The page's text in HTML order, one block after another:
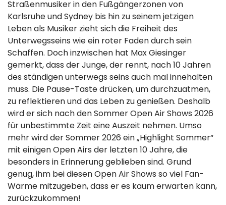
Straßenmusiker in den Fußgängerzonen von
Karlsruhe und Sydney bis hin zu seinem jetzigen
Leben als Musiker zieht sich die Freiheit des
Unterwegsseins wie ein roter Faden durch sein
Schaffen. Doch inzwischen hat Max Giesinger
gemerkt, dass der Junge, der rennt, nach 10 Jahren
des ständigen unterwegs seins auch mal innehalten
muss. Die Pause-Taste drücken, um durchzuatmen,
zu reflektieren und das Leben zu genießen. Deshalb
wird er sich nach den Sommer Open Air Shows 2026
für unbestimmte Zeit eine Auszeit nehmen. Umso
mehr wird der Sommer 2026 ein „Highlight Sommer“
mit einigen Open Airs der letzten 10 Jahre, die
besonders in Erinnerung geblieben sind. Grund
genug, ihm bei diesen Open Air Shows so viel Fan-
Wärme mitzugeben, dass er es kaum erwarten kann,
zurückzukommen!